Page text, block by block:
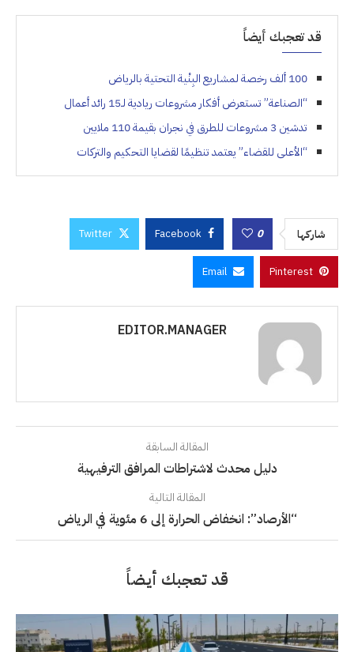
قد تعجبك أيضاً
100 ألف رخصة لمشاريع البِنْية التحتية بالرياض
“الصناعة” تستعرض أفكار مشروعات ريادية لـ15 رائد أعمال
تدشين 3 مشروعات للطرق في نجران بقيمة 110 ملايين
“الأعلى للقضاء” يعتمد تنظيمًا لقضايا التحكيم والتركات
شاركها 0
Facebook
Twitter
Pinterest
Email
EDITOR.MANAGER
المقالة السابقة
دليل محدث لاشتراطات المرافق الترفيهية
المقالة التالية
“الأرصاد”: انخفاض الحرارة إلى 6 مئوية في الرياض
قد تعجبك أيضاً